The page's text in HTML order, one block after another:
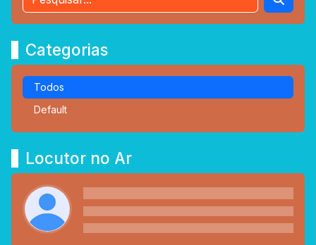
Categorias
Todos
Default
Locutor no Ar